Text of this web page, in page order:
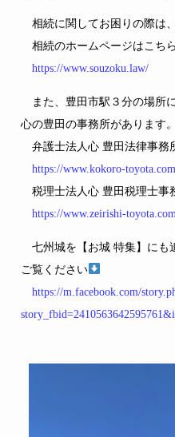
相続に関してお困りの際は
相続のホームページはこちら
https://www.souzoku.law/
また、豊田市駅３分の場所
心の豊田の事務所があります。
弁護士法人心 豊田法律事務
https://www.kokoro-
税理士法人心 豊田税理士事
https://www.zeirishi-
七州城を【お城 特集】にも
ご覧ください
https://m.facebook.com/